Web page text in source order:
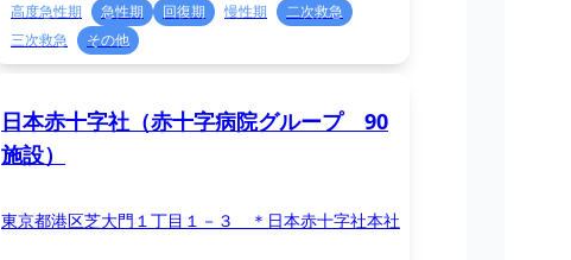
高度急性期 急性期 回復期 慢性期
二次救急
三次救急
その他
日本赤十字社（赤十字病院グループ 90
施設）
東京都港区芝大門１丁目１－３ ＊日本赤十字社本社